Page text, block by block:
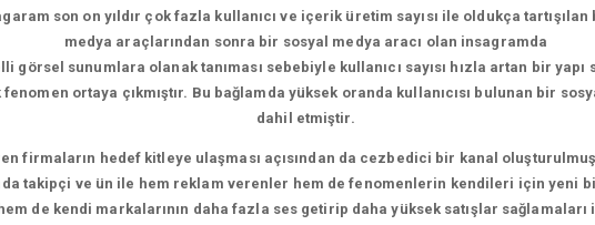
son on yıldır çok fazla kullanıcı ve içerik üretim sayısı ile oldukça
medya araçlarından sonra bir sosyal medya aracı olan insagramda
görsel sunumlara olanak tanıması sebebiyle kullanıcı sayısı hızla artan bir
ortaya çıkmıştır. Bu bağlamda yüksek oranda kullanıcısı bulunan bir
dahil etmiştir.
firmaların hedef kitleye ulaşması açısından da cezbedici bir kanal
takipçi ve ün ile hem reklam verenler hem de fenomenlerin kendileri için yeni
de kendi markalarının daha fazla ses getirip daha yüksek satışlar